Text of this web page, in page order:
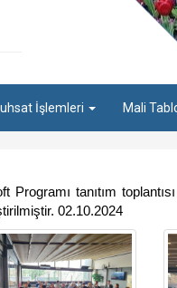
İşlemleri Mali
Programı tanıtım
02.10.2024